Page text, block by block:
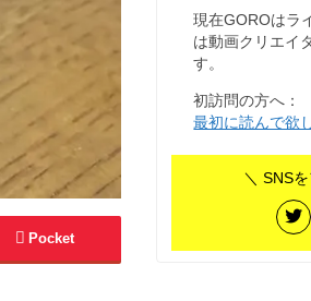
Pocket
現在GOROはラ
は動画クリエイ
す。
初訪問の方へ：
最初に読んで欲
＼ SNS